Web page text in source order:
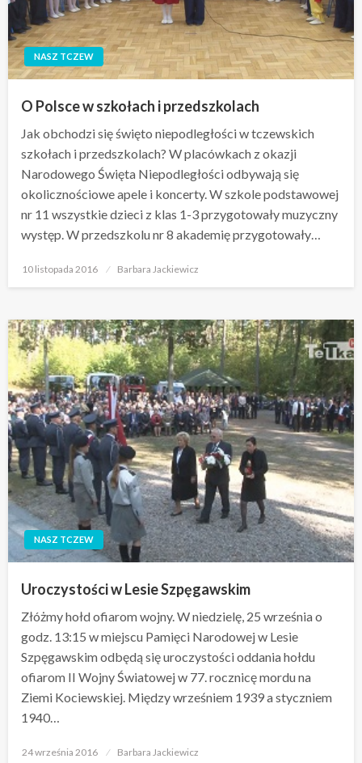
NASZ TCZEW
O Polsce w szkołach i przedszkolach
Jak obchodzi się święto niepodległości w tczewskich
szkołach i przedszkolach? W placówkach z okazji
Narodowego Święta Niepodległości odbywają się
okolicznościowe apele i koncerty. W szkole podstawowej
nr 11 wszystkie dzieci z klas 1-3 przygotowały muzyczny
występ. W przedszkolu nr 8 akademię przygotowały…
Opublikowane
10 listopada 2016 Barbara Jackiewicz
NASZ TCZEW
Uroczystości w Lesie Szpęgawskim
Złóżmy hołd ofiarom wojny. W niedzielę, 25 września o
godz. 13:15 w miejscu Pamięci Narodowej w Lesie
Szpęgawskim odbędą się uroczystości oddania hołdu
ofiarom II Wojny Światowej w 77. rocznicę mordu na
Ziemi Kociewskiej. Między wrześniem 1939 a styczniem
1940…
Opublikowane
24 września 2016 Barbara Jackiewicz